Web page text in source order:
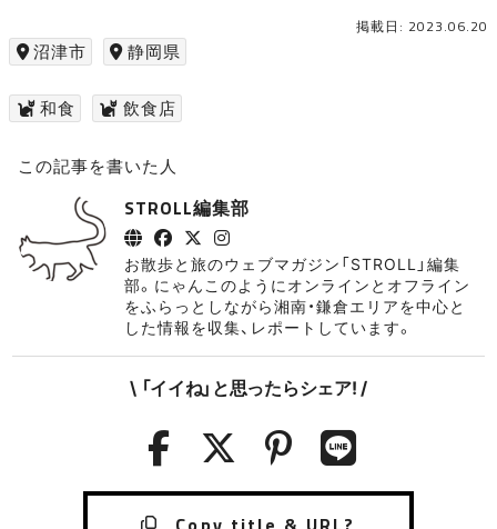
掲載日: 2023.06.20
沼津市
静岡県
和食 飲食店
この記事を書いた人
STROLL編集部
お散歩と旅のウェブマガジン「STROLL」編集
部。にゃんこのようにオンラインとオフライン
をふらっとしながら湘南・鎌倉エリアを中心と
した情報を収集、レポートしています。
\ 「イイね」と思ったらシェア! /